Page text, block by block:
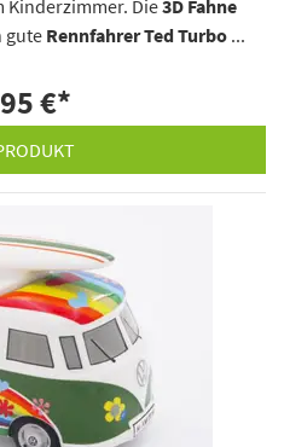
Kinderzimmer. Die3D Fahne
gute Rennfahrer Ted Turbo ...
€*